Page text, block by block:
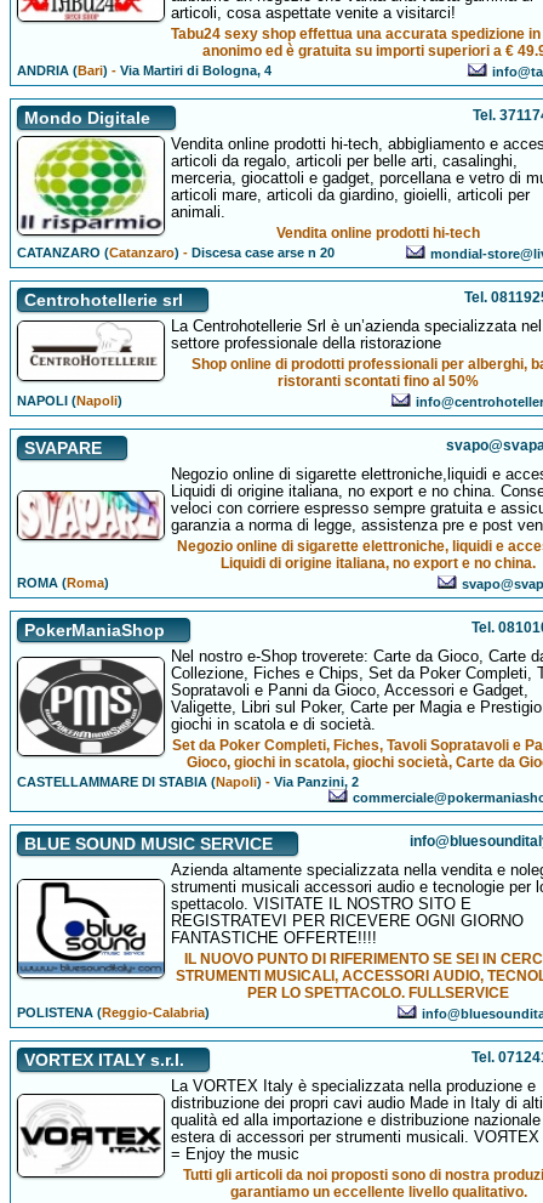
articoli, cosa aspettate venite a visitarci!
Tabu24 sexy shop effettua una accurata spedizione
anonimo ed è gratuita su importi superiori a €
ANDRIA (Bari) -Via Martiri di Bologna, 4
Mondo Digitale Tel.
Vendita online prodotti hi-tech, abbigliamento e
articoli da regalo, articoli per belle arti, casalinghi,
merceria, giocattoli e gadget, porcellana e vetro di
articoli mare, articoli da giardino, gioielli, articoli per
animali.
Vendita online prodotti hi-tech
CATANZARO (Catanzaro) -Discesa case arse n 20 mondial-
Centrohotellerie srl Tel.
La Centrohotellerie Srl è un’azienda specializzata nel
settore professionale della ristorazione
Shop online di prodotti professionali per alberghi,
ristoranti scontati fino al 50%
NAPOLI (Napoli)
SVAPARE
Negozio online di sigarette elettroniche,liquidi e
Liquidi di origine italiana, no export e no china.
veloci con corriere espresso sempre gratuita e
garanzia a norma di legge, assistenza pre e post
Negozio online di sigarette elettroniche, liquidi e
Liquidi di origine italiana, no export e no china.
ROMA (Roma)
PokerManiaShop Tel.
Nel nostro e-Shop troverete: Carte da Gioco, Carte
Collezione, Fiches e Chips, Set da Poker Completi,
Sopratavoli e Panni da Gioco, Accessori e Gadget,
Valigette, Libri sul Poker, Carte per Magia e
giochi in scatola e di società.
Set da Poker Completi, Fiches, Tavoli Sopratavoli e
Gioco, giochi in scatola, giochi società, Carte da
CASTELLAMMARE DI STABIA (Napoli) -Via Panzini, 2
BLUE SOUND MUSIC SERVICE
Azienda altamente specializzata nella vendita e
strumenti musicali accessori audio e tecnologie per
spettacolo. VISITATE IL NOSTRO SITO E
REGISTRATEVI PER RICEVERE OGNI GIORNO
FANTASTICHE OFFERTE!!!!
IL NUOVO PUNTO DI RIFERIMENTO SE SEI IN
STRUMENTI MUSICALI, ACCESSORI AUDIO,
PER LO SPETTACOLO. FULLSERVICE
POLISTENA (Reggio-Calabria)
VORTEX ITALY s.r.l. Tel.
La VORTEX Italy è specializzata nella produzione e
distribuzione dei propri cavi audio Made in Italy di
qualità ed alla importazione e distribuzione
estera di accessori per strumenti musicali.
= Enjoy the music
Tutti gli articoli da noi proposti sono di nostra
garantiamo un eccellente livello qualitativo.